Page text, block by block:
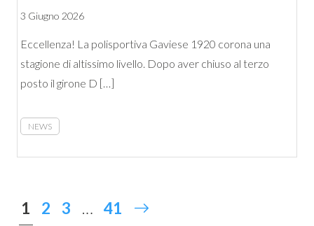
3 Giugno 2026
Eccellenza! La polisportiva Gaviese 1920 corona una
stagione di altissimo livello. Dopo aver chiuso al terzo
posto il girone D […]
NEWS
1 2 3 … 41